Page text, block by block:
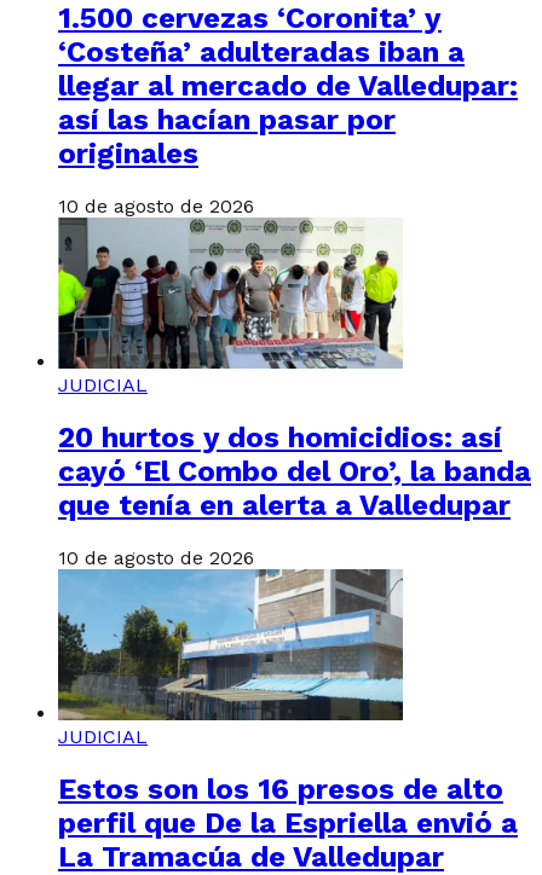
1.500 cervezas ‘Coronita’ y
‘Costeña’ adulteradas iban a
llegar al mercado de Valledupar:
así las hacían pasar por
originales
10 de agosto de 2026
JUDICIAL
20 hurtos y dos homicidios: así
cayó ‘El Combo del Oro’, la banda
que tenía en alerta a Valledupar
10 de agosto de 2026
JUDICIAL
Estos son los 16 presos de alto
perfil que De la Espriella envió a
La Tramacúa de Valledupar